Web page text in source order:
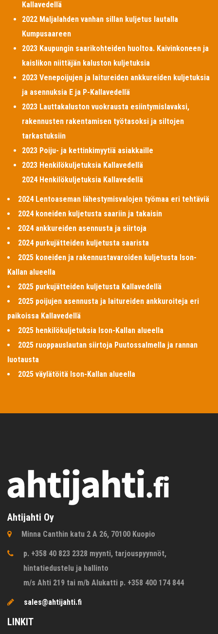
Kallavedellä
2022 Maljalahden vanhan sillan kuljetus lautalla
Kumpusaareen
2023 Kaupungin saarikohteiden huoltoa. Kaivinkoneen ja
kaislikon niittäjän kaluston kuljetuksia
2023 Venepoijujen ja laitureiden ankkureiden kuljetuksia
ja asennuksia E ja P-Kallavedellä
2023 Lauttakaluston vuokrausta esiintymislavaksi,
rakennusten rakentamisen työtasoksi ja siltojen
tarkastuksiin
2023 Poiju- ja kettinkimyytiä asiakkaille
2023 Henkilökuljetuksia Kallavedellä
2024 Henkilökuljetuksia Kallavedellä
2024 Lentoaseman lähestymisvalojen työmaa eri tehtäviä
2024 koneiden kuljetusta saariin ja takaisin
2024 ankkureiden asennusta ja siirtoja
2024 purkujätteiden kuljetusta saarista
2025 koneiden ja rakennustavaroiden kuljetusta Ison-
Kallan alueella
2025 purkujätteiden kuljetusta Kallavedellä
2025 poijujen asennusta ja laitureiden ankkuroiteja eri
paikoissa Kallavedellä
2025 henkilökuljetuksia Ison-Kallan alueella
2025 ruoppauslautan siirtoja Puutossalmella ja rannan
luotausta
2025 väylätöitä Ison-Kallan alueella
Ahtijahti Oy
Minna Canthin katu 2 A 26, 70100 Kuopio
p. +358 40 823 2328 myynti, tarjouspyynnöt,
hintatiedustelu ja hallinto
m/s Ahti 219 tai m/b Alukatti p. +358 400 174 844
sales@ahtijahti.fi
LINKIT